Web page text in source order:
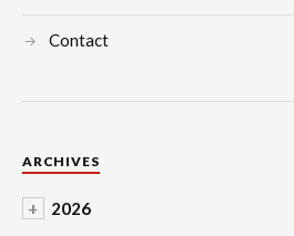
Contact
ARCHIVES
+ 2026